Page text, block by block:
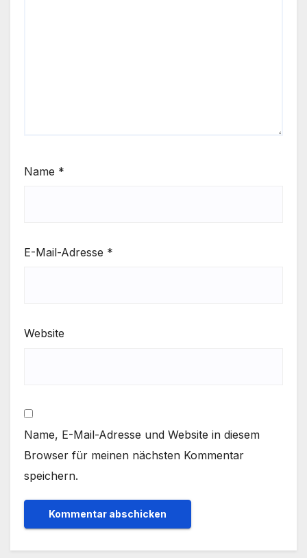
Name *
E-Mail-Adresse *
Website
Name, E-Mail-Adresse und Website in diesem
Browser für meinen nächsten Kommentar
speichern.